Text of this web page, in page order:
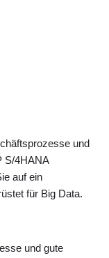
und
S/4HANA
auf ein
für Big Data.
und gute